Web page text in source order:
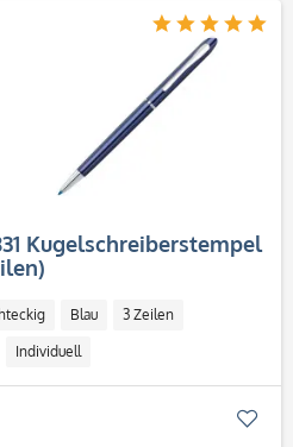
Kugelschreiberstempel
Blau 3 Zeilen
Individuell